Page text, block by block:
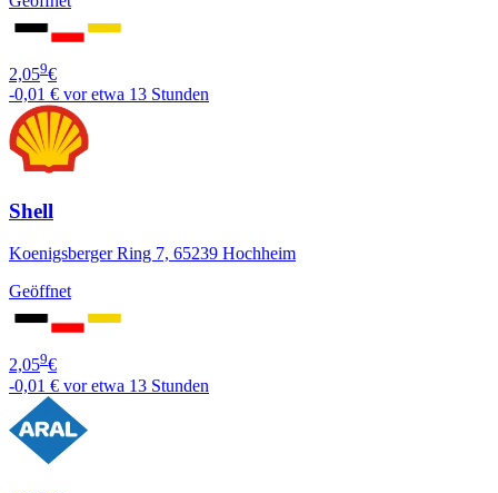
2,059€
-0,01 € vor etwa 13 Stunden
Shell
Koenigsberger Ring 7, 65239 Hochheim
Geöffnet
2,059€
-0,01 € vor etwa 13 Stunden